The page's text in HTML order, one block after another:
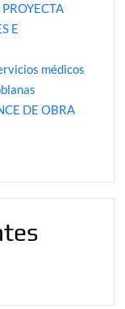
E
médicos
DE OBRA